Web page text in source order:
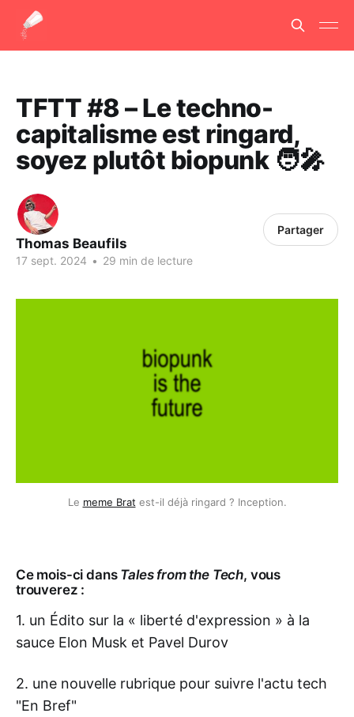
TFTT #8 – Le techno-
capitalisme est ringard,
soyez plutôt biopunk 🧑‍🎤
Thomas Beaufils
17 sept. 2024 • 29 min de lecture
Partager
Le meme Brat est-il déjà ringard ? Inception.
Ce mois-ci dansTales from the Tech, vous
trouverez :
1. un Édito sur la « liberté d'expression » à la
sauce Elon Musk et Pavel Durov
2. une nouvelle rubrique pour suivre l'actu tech
"En Bref"